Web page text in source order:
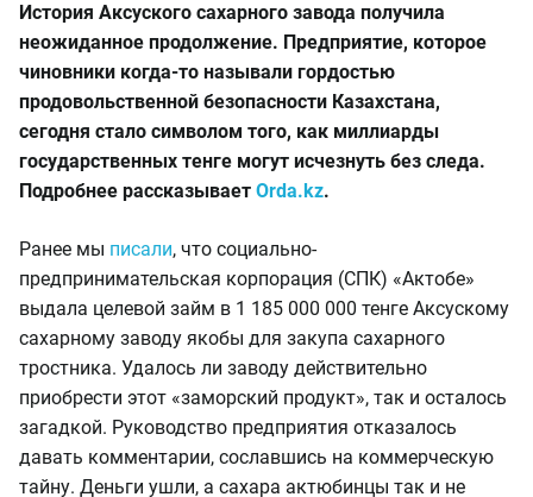
История Аксуского сахарного завода получила
неожиданное продолжение. Предприятие, которое
чиновники когда-то называли гордостью
продовольственной безопасности Казахстана,
сегодня стало символом того, как миллиарды
государственных тенге могут исчезнуть без следа.
Подробнее рассказывает Orda.kz.
Ранее мы писали, что социально-
предпринимательская корпорация (СПК) «Актобе»
выдала целевой займ в 1 185 000 000 тенге Аксускому
сахарному заводу якобы для закупа сахарного
тростника. Удалось ли заводу действительно
приобрести этот «заморский продукт», так и осталось
загадкой. Руководство предприятия отказалось
давать комментарии, сославшись на коммерческую
тайну. Деньги ушли, а сахара актюбинцы так и не